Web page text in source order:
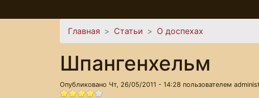
Вы здесь
Главная Статьи О доспехах
Шпангенхельм
Опубликовано Чт, 26/05/2011 - 14:28 пользователем